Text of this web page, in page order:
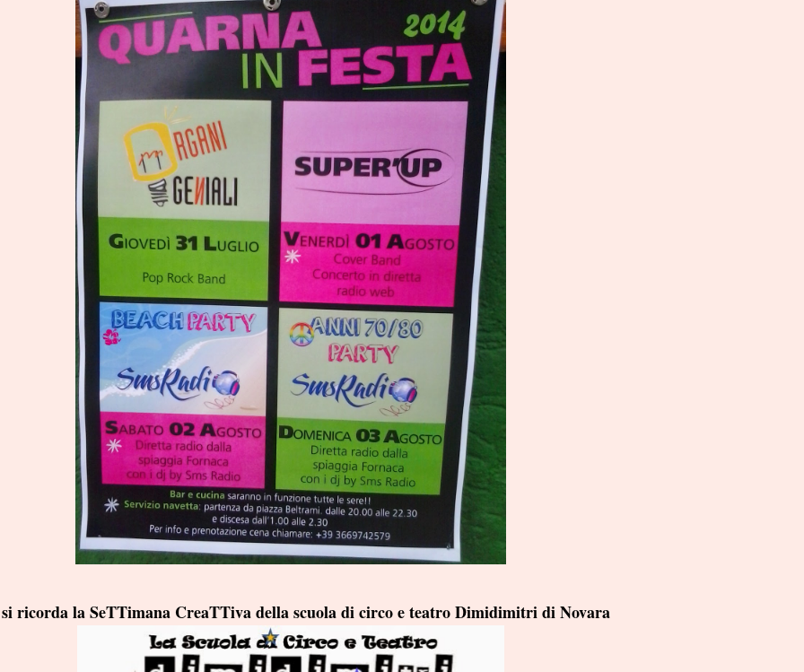
ricorda la SeTTimana CreaTTiva della scuola di circo e teatro Dimidimitri di Novara